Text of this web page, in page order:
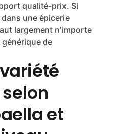
que le grain garde
après vingt-cinq
des marais du
Andalousie. Moins
c’est pourtant un
les plats familiaux,
qualité-prix. Si
largement n’importe
de